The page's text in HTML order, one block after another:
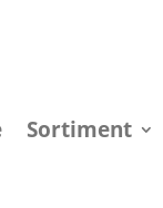
Sortiment